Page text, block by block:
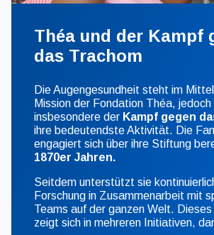
Théa und der Kampf
das Trachom
Die Augengesundheit steht im
Mission der Fondation Théa, jedoch
insbesondere der Kampf gegen
ihre bedeutendste Aktivität. Die
engagiert sich über ihre Stiftung
1870er Jahren.
Seitdem unterstützt sie
Forschung in Zusammenarbeit mit
Teams auf der ganzen Welt.
zeigt sich in mehreren Initiativen,